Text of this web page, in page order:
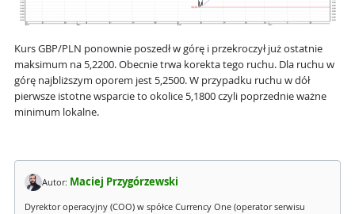
Kurs GBP/PLN ponownie poszedł w górę i przekroczył już ostatnie
maksimum na 5,2200. Obecnie trwa korekta tego ruchu. Dla ruchu w
górę najbliższym oporem jest 5,2500. W przypadku ruchu w dół
pierwsze istotne wsparcie to okolice 5,1800 czyli poprzednie ważne
minimum lokalne.
Autor: Maciej Przygórzewski
Dyrektor operacyjny (COO) w spółce Currency One (operator serwisu